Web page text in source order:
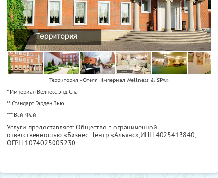
Территория «Отеля Империал Wellness & SPA»
* Империал Велнесс энд Спа
** Стандарт Гарден Вью
*** Вай-Фай
Услуги предоставляет: Общество с ограниченной
ответственностью «Бизнес Центр «Альянс»,ИНН 4025413840,
ОГРН 1074025005230